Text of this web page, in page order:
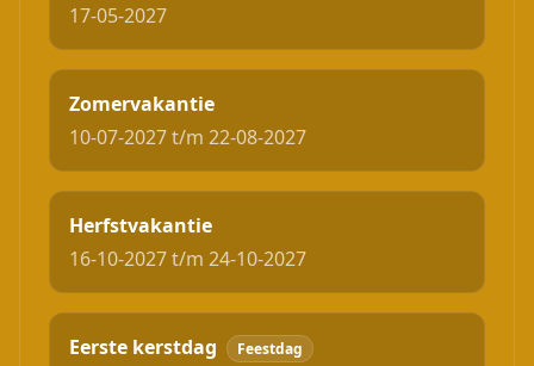
17-05-2027
Zomervakantie
10-07-2027 t/m 22-08-2027
Herfstvakantie
16-10-2027 t/m 24-10-2027
Eerste kerstdag Feestdag